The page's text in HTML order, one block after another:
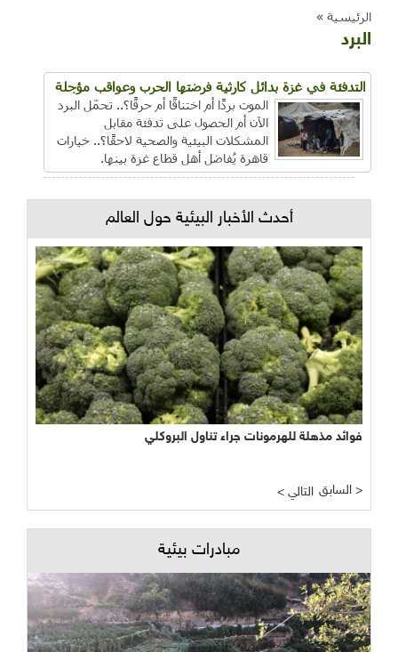
الرئيسية »
البرد
التدفئة في غزة بدائل كارثية فرضتها الحرب وعواقب مؤجلة
الموت بردًا أم اختناقًا أم حرقًا؟.. تحمّل البرد
الآن أم الحصول على تدفئة مقابل
المشكلات البيئية والصحية لاحقًا؟.. خيارات
قاهرة يُفاضل أهل قطاع غزة بينها.
أحدث الأخبار البيئية حول العالم
فوائد مذهلة للهرمونات جراء تناول البروكلي
< التالي السابق >
مبادرات بيئية